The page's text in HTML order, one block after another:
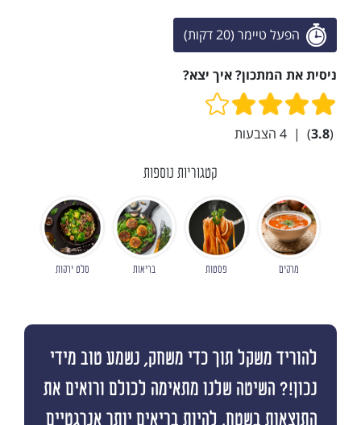
הפעל טיימר (20 דקות)
ניסית את המתכון? איך יצא?
(
3.8
)
|
4 הצבעות
קטגוריות נוספות
מרקים פסטות בריאות סלט ירקות
להוריד משקל תוך כדי משחק, נשמע טוב מידי
נכון!? השיטה שלנו מתאימה לכולם ורואים את